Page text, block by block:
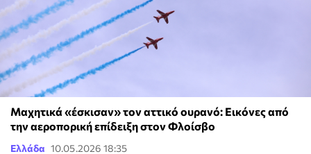
Μαχητικά «έσκισαν» τον αττικό ουρανό: Εικόνες από
την αεροπορική επίδειξη στον Φλοίσβο
Ελλάδα 10.05.2026 18:35